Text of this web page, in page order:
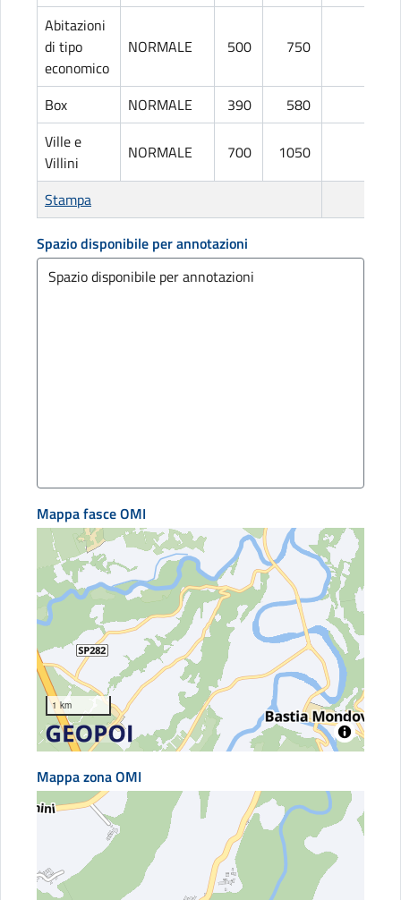
Abitazioni
di tipo
economico
NORMALE 500 750
Box NORMALE 390 580
Ville e
Villini
NORMALE 700 1050
Stampa
Spazio disponibile per annotazioni
Mappa fasce OMI
1 km
Mappa zona OMI